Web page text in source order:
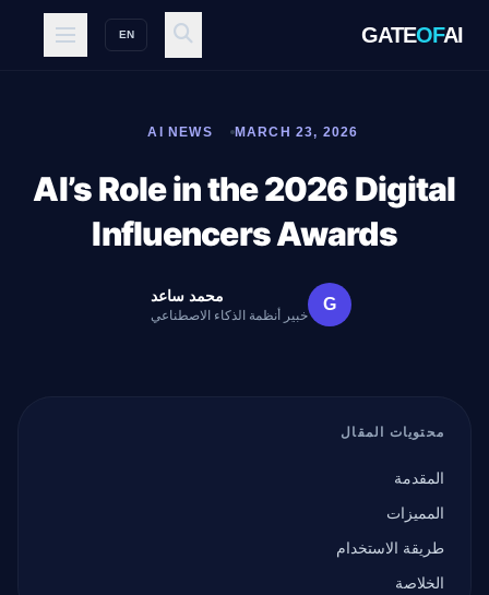
GATEOFAI
EN
MARCH 23, 2026
AI NEWS
AI’s Role in the 2026 Digital
Influencers Awards
G محمد ساعد
خبير أنظمة الذكاء الاصطناعي
محتويات المقال
المقدمة
المميزات
طريقة الاستخدام
الخلاصة